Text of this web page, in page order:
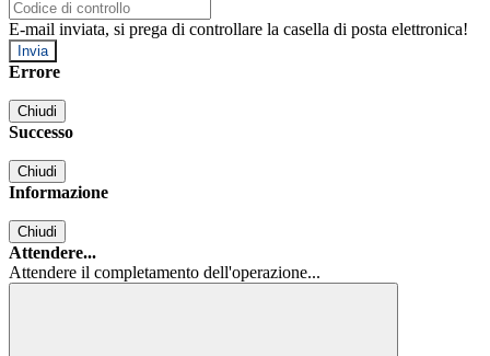
E-mail inviata, si prega di controllare la casella di posta elettronica!
Errore
Chiudi
Successo
Chiudi
Informazione
Chiudi
Attendere...
Attendere il completamento dell'operazione...